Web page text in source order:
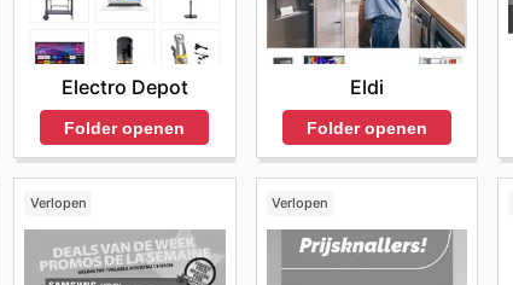
Electro Depot
Folder openen
Eldi
Folder openen
Verlopen Verlopen